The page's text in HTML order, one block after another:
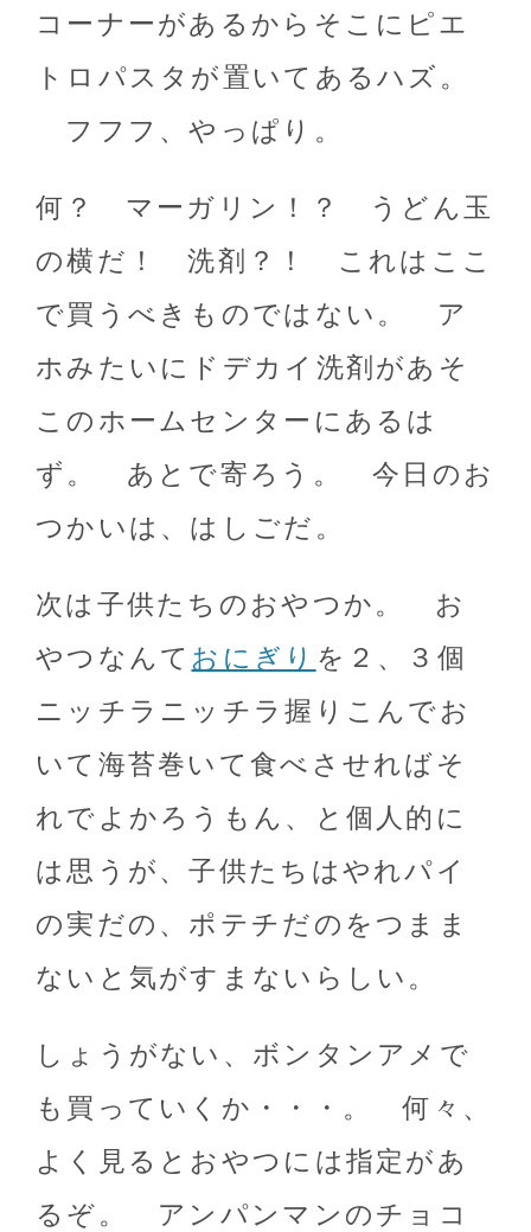
コーナーがあるからそこにピエ
トロパスタが置いてあるハズ。
フフフ、やっぱり。
何？ マーガリン！？ うどん玉
の横だ！ 洗剤？！ これはここ
で買うべきものではない。 ア
ホみたいにドデカイ洗剤があそ
このホームセンターにあるは
ず。 あとで寄ろう。 今日のお
つかいは、はしごだ。
次は子供たちのおやつか。 お
やつなんて おにぎり を２、３個
ニッチラニッチラ握りこんでお
いて海苔巻いて食べさせればそ
れでよかろうもん、と個人的に
は思うが、子供たちはやれパイ
の実だの、ポテチだのをつまま
ないと気がすまないらしい。
しょうがない、ボンタンアメで
も買っていくか・・・。 何々、
よく見るとおやつには指定があ
るぞ。 アンパンマンのチョコ